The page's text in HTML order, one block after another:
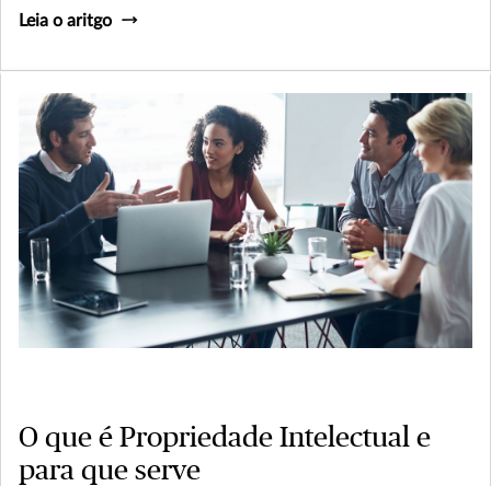
Leia o aritgo
O que é Propriedade Intelectual e
para que serve